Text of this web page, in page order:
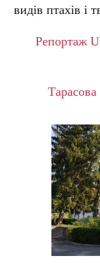
видів птахів і
Репортаж
Тарасова